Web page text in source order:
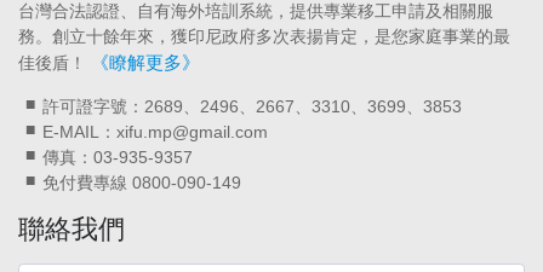
台灣合法認證、自有海外培訓系統，提供專業移工申請及相關服
務。創立十餘年來，獲印尼政府多次表揚肯定，是您家庭事業的最
佳後盾！
《瞭解更多》
許可證字號：2689、2496、2667、3310、3699、3853
E-MAIL：xifu.mp@gmail.com
傳真：03-935-9357
免付費專線 0800-090-149
聯絡我們